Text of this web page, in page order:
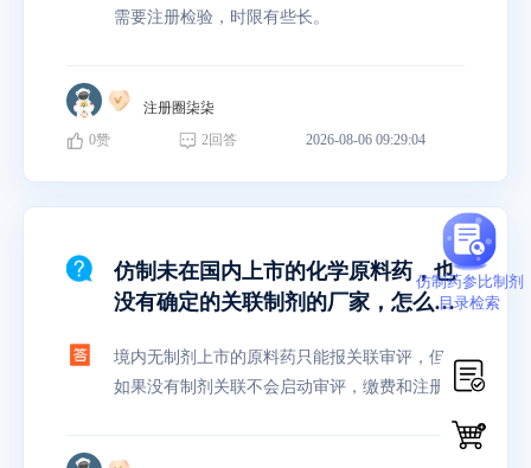
需要注册检验，时限有些长。
注册圈柒柒
0赞 2回答 2026-08-06 09:29:04
仿制未在国内上市的化学原料药，也
没有确定的关联制剂的厂家，怎么申
果能这样报，要不要缴费呢？不缴费
会被注销么？或者一直找不到制剂厂
境内无制剂上市的原料药只能报关联审评，但是
如果没有制剂关联不会启动审评，缴费和注册检
仿制药参比制剂
目录检索